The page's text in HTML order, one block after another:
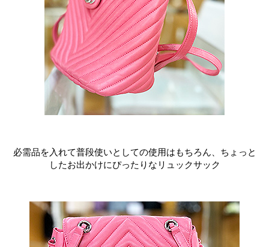
必需品を入れて普段使いとしての使用はもちろん、ちょっと
したお出かけにぴったりなリュックサック